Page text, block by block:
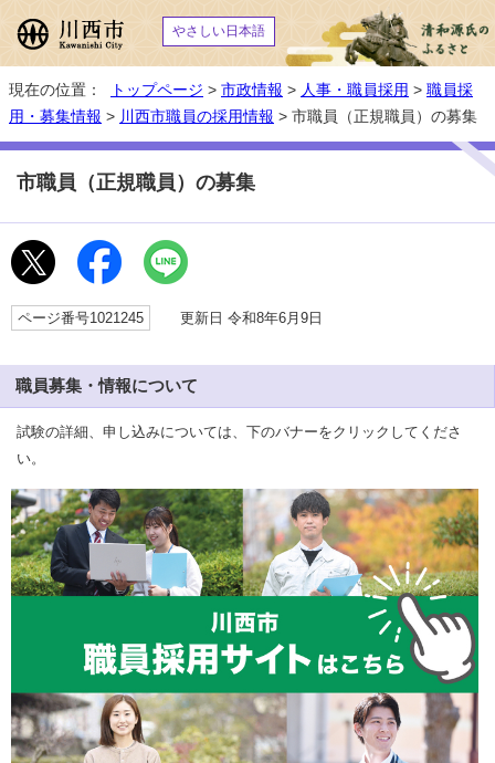
やさしい日本語
現在の位置： トップページ > 市政情報 > 人事・職員採用 > 職員採
用・募集情報 > 川西市職員の採用情報 > 市職員（正規職員）の募集
市職員（正規職員）の募集
ページ番号1021245 更新日 令和8年6月9日
職員募集・情報について
試験の詳細、申し込みについては、下のバナーをクリックしてくださ
い。